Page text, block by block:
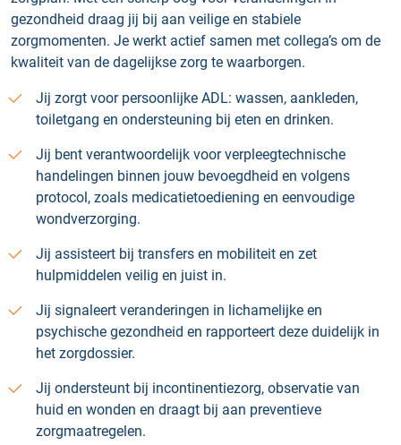
gezondheid draag jij bij aan veilige en stabiele
zorgmomenten. Je werkt actief samen met collega’s om de
kwaliteit van de dagelijkse zorg te waarborgen.
Jij zorgt voor persoonlijke ADL: wassen, aankleden,
toiletgang en ondersteuning bij eten en drinken.
Jij bent verantwoordelijk voor verpleegtechnische
handelingen binnen jouw bevoegdheid en volgens
protocol, zoals medicatietoediening en eenvoudige
wondverzorging.
Jij assisteert bij transfers en mobiliteit en zet
hulpmiddelen veilig en juist in.
Jij signaleert veranderingen in lichamelijke en
psychische gezondheid en rapporteert deze duidelijk in
het zorgdossier.
Jij ondersteunt bij incontinentiezorg, observatie van
huid en wonden en draagt bij aan preventieve
zorgmaatregelen.